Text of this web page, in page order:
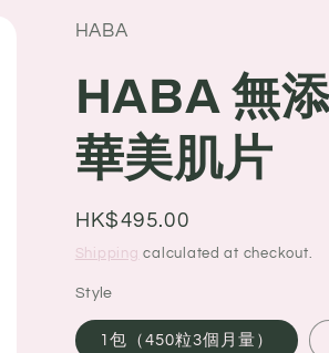
i
o
n
HABA
HABA 無
華美肌片
Regular
price
HK$495.00
Shipping calculated at checkout.
Style
1包（450粒3個月量）